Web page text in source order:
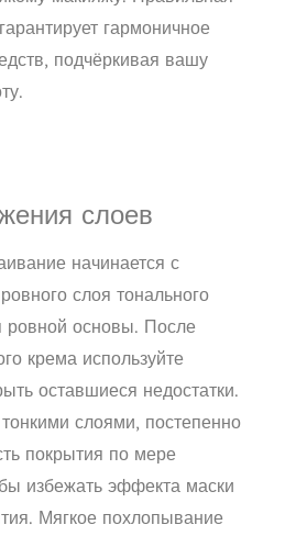
гармоничное
подчёркивая вашу
слоев
начинается с
слоя тонального
ровной основы. После
крема используйте
оставшиеся недостатки.
слоями, постепенно
покрытия по мере
избежать эффекта маски
Мягкое похлопывание